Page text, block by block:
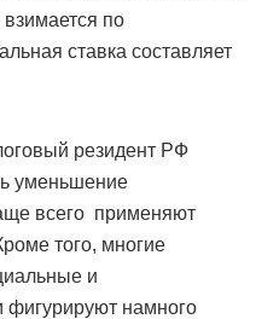
по
ставка составляет
резидент РФ
уменьшение
всего применяют
того, многие
и
намного